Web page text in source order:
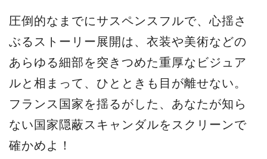
圧倒的なまでにサスペンスフルで、心揺さ
ぶるストーリー展開は、衣装や美術などの
あらゆる細部を突きつめた重厚なビジュア
ルと相まって、ひとときも目が離せない。
フランス国家を揺るがした、あなたが知ら
ない国家隠蔽スキャンダルをスクリーンで
確かめよ！